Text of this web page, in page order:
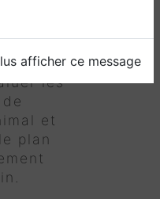
afficher ce message
les
et
plan